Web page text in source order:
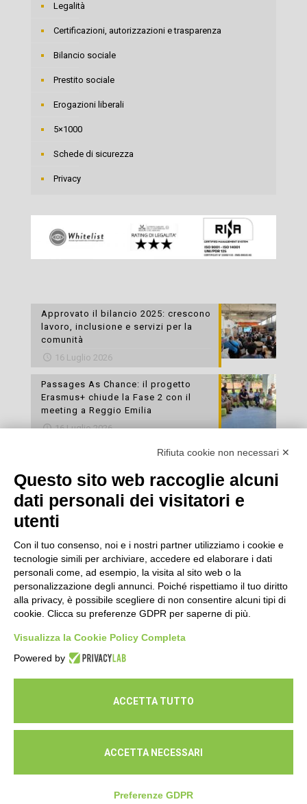
Legalità
Certificazioni, autorizzazioni e trasparenza
Bilancio sociale
Prestito sociale
Erogazioni liberali
5×1000
Schede di sicurezza
Privacy
Approvato il bilancio 2025: crescono
lavoro, inclusione e servizi per la
comunità
16 Luglio 2026
Passages As Chance: il progetto
Erasmus+ chiude la Fase 2 con il
meeting a Reggio Emilia
16 Luglio 2026
Esami di laboratorio preventivi
cura della propria salute
16 Luglio 2026
© Cooperativa L'Ovile. Iscr.Reg.Imp.R.E. e P.IVA 01541120356 -
Rifiuta cookie non necessari ✕
Questo sito web raccoglie alcuni
dati personali dei visitatori e
utenti
Con il tuo consenso, noi e i nostri partner utilizziamo i cookie e
tecnologie simili per archiviare, accedere ed elaborare i dati
personali come, ad esempio, la visita al sito web o la
personalizzazione degli annunci. Poiché rispettiamo il tuo diritto
alla privacy, è possibile scegliere di non consentire alcuni tipi di
cookie. Clicca su preferenze GDPR per saperne di più.
Visualizza la Cookie Policy Completa
Powered by
ACCETTA TUTTO
ACCETTA NECESSARI
Preferenze GDPR